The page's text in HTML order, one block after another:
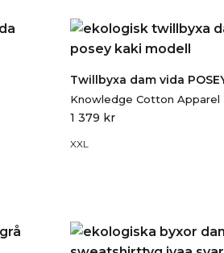
Twillbyxa dam vida
Knowledge Cotton Apparel
1 379 kr
XXL